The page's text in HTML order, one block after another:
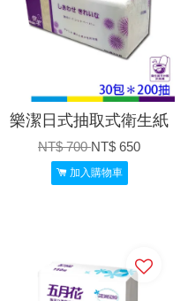
樂潔日式抽取式衛生紙
NT$ 700NT$ 650
加入購物車